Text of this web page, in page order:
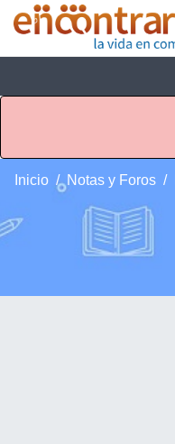
Inicio Notas y Foros